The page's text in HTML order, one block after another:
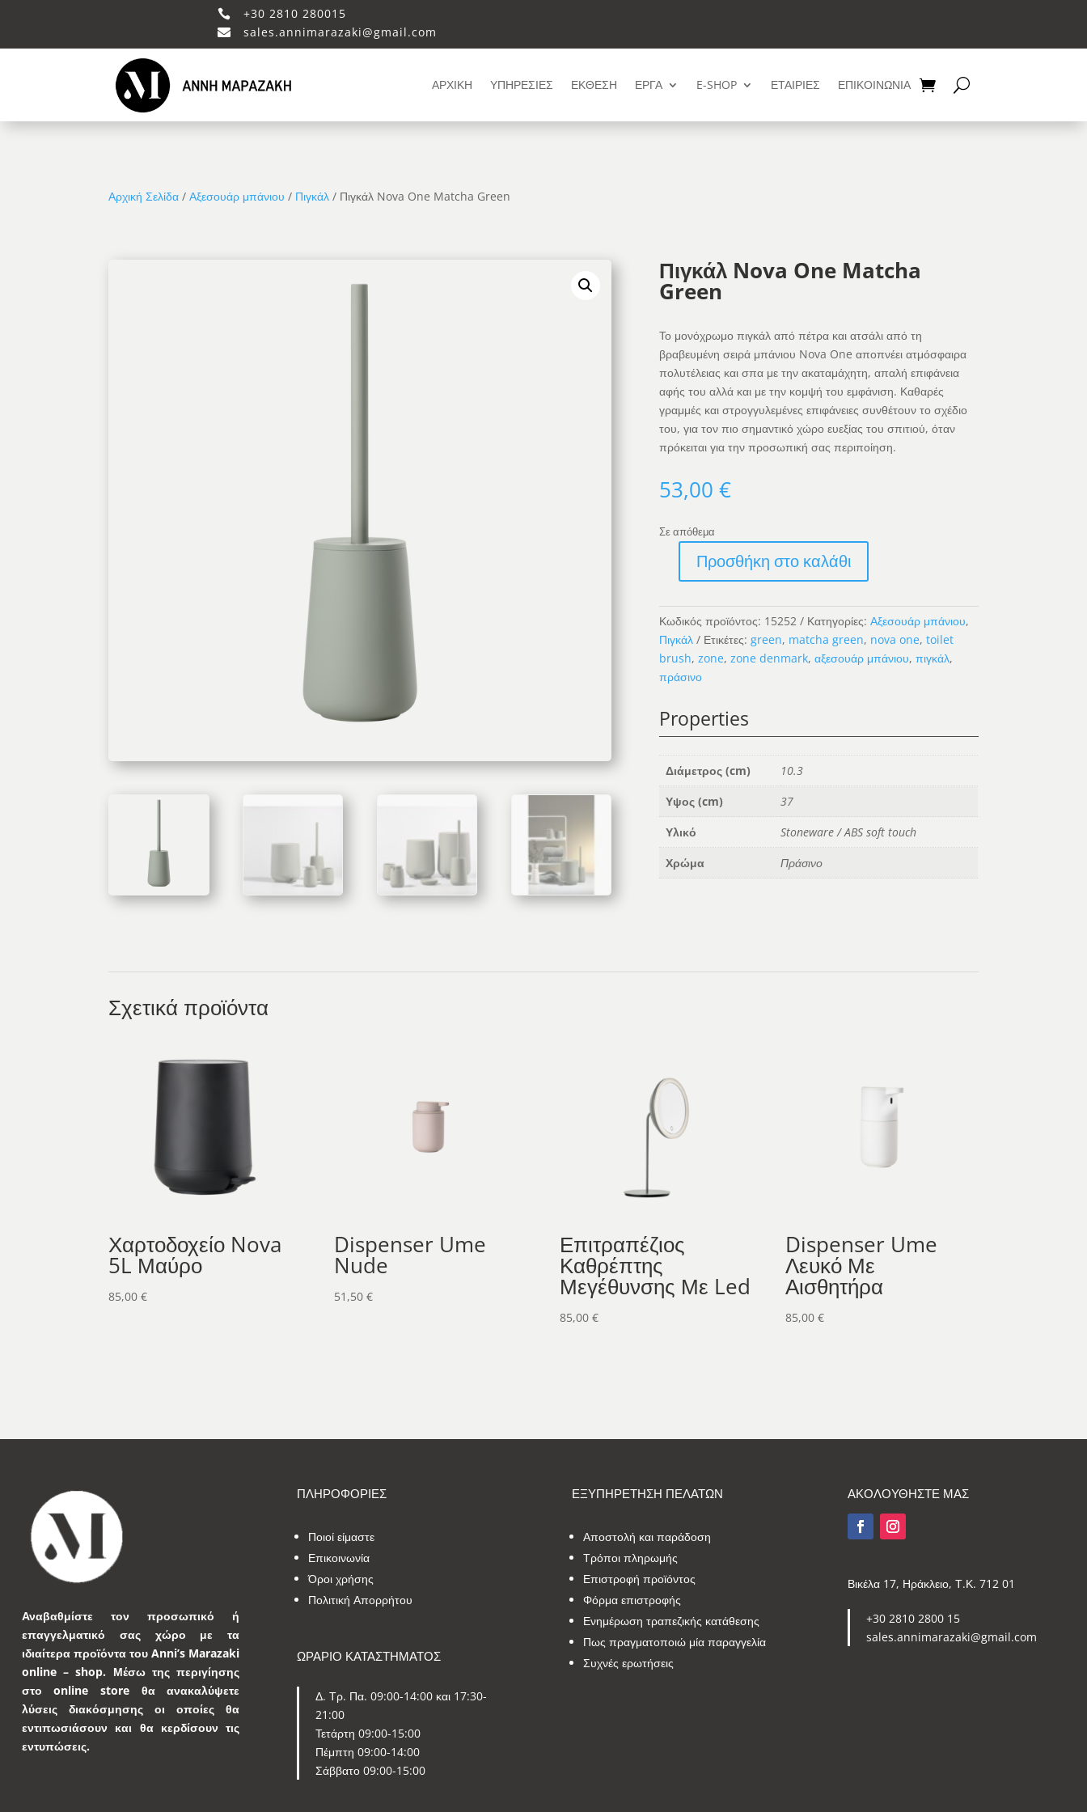
 +30 2810 280015
 sales.annimarazaki@gmail.com
ΑΡΧΙΚΗ ΥΠΗΡΕΣΙΕΣ ΕΚΘΕΣΗ ΕΡΓΑ E-SHOP ΕΤΑΙΡΙΕΣ ΕΠΙΚΟΙΝΩΝΙΑ
Αρχική Σελίδα /Αξεσουάρ μπάνιου / Πιγκάλ / Πιγκάλ Nova One Matcha Green
Πιγκάλ Nova One Matcha
Green
Το μονόχρωμο πιγκάλ από πέτρα και ατσάλι από τη
βραβευμένη σειρά μπάνιου Nova One αποπνέει ατμόσφαιρα
πολυτέλειας και σπα με την ακαταμάχητη, απαλή επιφάνεια
αφής του αλλά και με την κομψή του εμφάνιση. Καθαρές
γραμμές και στρογγυλεμένες επιφάνειες συνθέτουν το σχέδιο
του, για τον πιο σημαντικό χώρο ευεξίας του σπιτιού, όταν
πρόκειται για την προσωπική σας περιποίηση.
53,00 €
Σε απόθεμα
One
Matcha
Green
ποσότητα
Προσθήκη στο καλάθι
Κωδικός προϊόντος: 15252 Κατηγορίες: Αξεσουάρ μπάνιου,
Πιγκάλ
Ετικέτες: green, matcha green, nova one, toilet
brush, zone, zone denmark, αξεσουάρ μπάνιου, πιγκάλ,
πράσινο
Properties
Διάμετρος (cm)
10.3
Υψος (cm)
37
Υλικό
Stoneware / ABS soft touch
Χρώμα
Πράσινο
Σχετικά προϊόντα
Χαρτοδοχείο Nova
5L Μαύρο
85,00€
Dispenser Ume
Nude
51,50€
Επιτραπέζιος
Καθρέπτης
Μεγέθυνσης Με Led
85,00€
Dispenser Ume
Λευκό Με
Αισθητήρα
85,00€
Αναβαθμίστε τον προσωπικό ή
επαγγελματικό σας χώρο με τα
ιδιαίτερα προϊόντα του Anni’s Marazaki
online – shop. Μέσω της περιγίησης
στο online store θα ανακαλύψετε
λύσεις διακόσμησης οι οποίες θα
εντιπωσιάσουν και θα κερδίσουν τις
εντυπώσεις.
ΠΛΗΡΟΦΟΡΙΕΣ
Ποιοί είμαστε
Επικοινωνία
Όροι χρήσης
Πολιτική Απορρήτου
ΩΡΑΡΙΟ ΚΑΤΑΣΤΗΜΑΤΟΣ
Δ. Τρ. Πα. 09:00-14:00 και 17:30-
21:00
Τετάρτη 09:00-15:00
Πέμπτη 09:00-14:00
Σάββατο 09:00-15:00
ΕΞΥΠΗΡΕΤΗΣΗ ΠΕΛΑΤΩΝ
Αποστολή και παράδοση
Τρόποι πληρωμής
Επιστροφή προϊόντος
Φόρμα επιστροφής
Ενημέρωση τραπεζικής κατάθεσης
Πως πραγματοποιώ μία παραγγελία
Συχνές ερωτήσεις
ΑΚΟΛΟΥΘΗΣΤΕ ΜΑΣ
Βικέλα 17, Ηράκλειο, Τ.Κ. 712 01
+30 2810 2800 15
sales.annimarazaki@gmail.com